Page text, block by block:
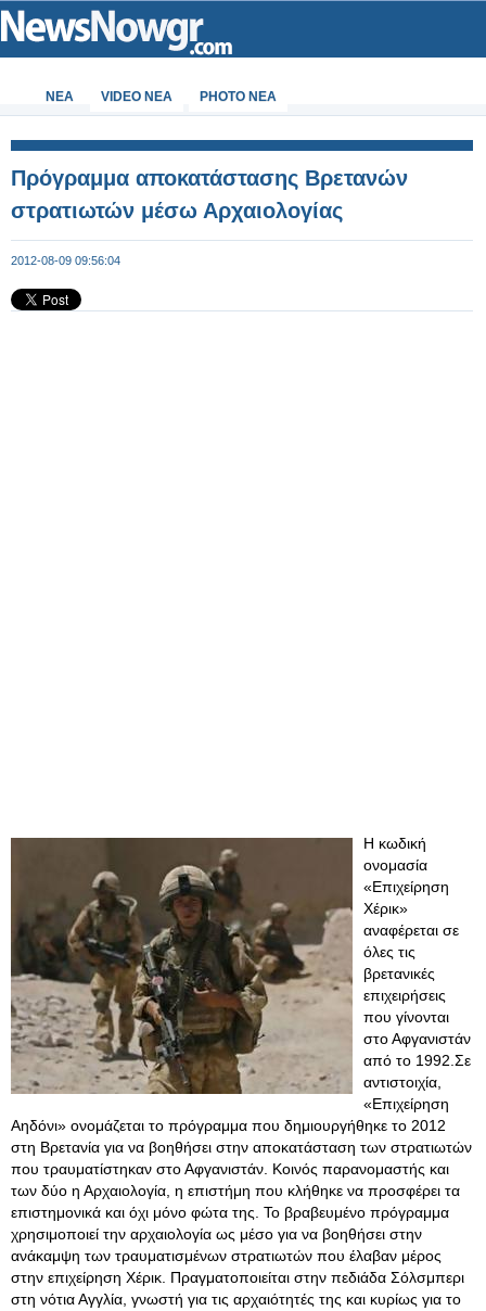
ΝΕΑ VIDEO NEA PHOTO NEA
Πρόγραμμα αποκατάστασης Βρετανών
στρατιωτών μέσω Αρχαιολογίας
2012-08-09 09:56:04
Η κωδική
ονομασία
«Επιχείρηση
Χέρικ»
αναφέρεται σε
όλες τις
βρετανικές
επιχειρήσεις
που γίνονται
στο Αφγανιστάν
από το 1992.Σε
αντιστοιχία,
«Επιχείρηση
Αηδόνι» ονομάζεται το πρόγραμμα που δημιουργήθηκε το 2012
στη Βρετανία για να βοηθήσει στην αποκατάσταση των στρατιωτών
που τραυματίστηκαν στο Αφγανιστάν. Κοινός παρανομαστής και
των δύο η Αρχαιολογία, η επιστήμη που κλήθηκε να προσφέρει τα
επιστημονικά και όχι μόνο φώτα της. Το βραβευμένο πρόγραμμα
χρησιμοποιεί την αρχαιολογία ως μέσο για να βοηθήσει στην
ανάκαμψη των τραυματισμένων στρατιωτών που έλαβαν μέρος
στην επιχείρηση Χέρικ. Πραγματοποιείται στην πεδιάδα Σόλσμπερι
στη νότια Αγγλία, γνωστή για τις αρχαιότητές της και κυρίως για το